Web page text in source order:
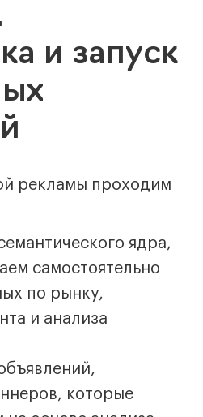
и запуск
рекламы проходим
ядра,
самостоятельно
по рынку,
и анализа
которые